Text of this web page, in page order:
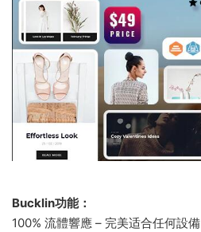
Bucklin功能：
100% 流體響應 – 完美适合任何設備